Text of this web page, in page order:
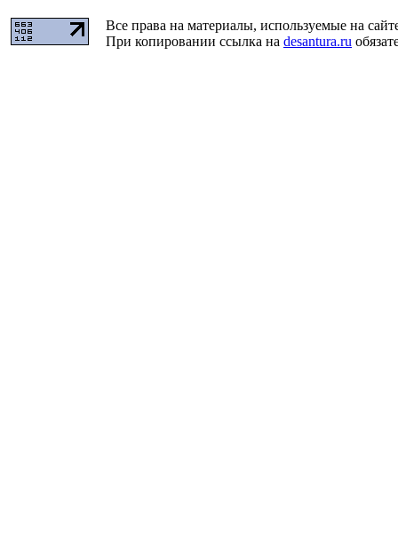
Все права на материалы, используемые на
При копировании ссылка на desantura.ru